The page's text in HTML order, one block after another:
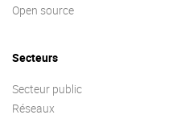
Open source
Secteurs
Secteur public
Réseaux